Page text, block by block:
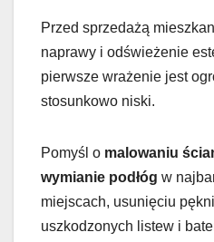
Przed sprzedażą
naprawy i odświeżenie
pierwsze wrażenie jest
stosunkowo niski.
Pomyśl o malowaniu
wymianie podłóg w
miejscach, usunięciu
uszkodzonych listew i